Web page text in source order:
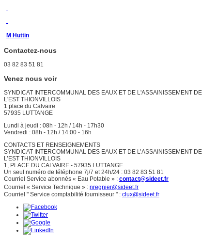
M Huttin
Contactez-nous
03 82 83 51 81
Venez nous voir
SYNDICAT INTERCOMMUNAL DES EAUX ET DE L'ASSAINISSEMENT DE
L'EST THIONVILLOIS
1 place du Calvaire
57935 LUTTANGE
Lundi à jeudi : 08h - 12h / 14h - 17h30
Vendredi : 08h - 12h / 14:00 - 16h
CONTACTS ET RENSEIGNEMENTS
SYNDICAT INTERCOMMUNAL DES EAUX ET DE L’ASSAINISSEMENT DE
L’EST THIONVILLOIS
1, PLACE DU CALVAIRE - 57935 LUTTANGE
Un seul numéro de téléphone 7j/7 et 24h/24 : 03 82 83 51 81
Courriel Service abonnés « Eau Potable » : contact@sideet.fr
Courriel « Service Technique » : nregnier@sideet.fr
Courriel " Service comptabilité fournisseur " : clux@sideet.fr